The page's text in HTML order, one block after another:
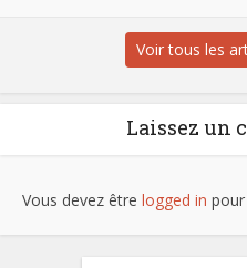
Voir tous les
Laissez un
Vous devez être logged in